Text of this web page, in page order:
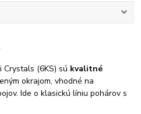
(6KS) sú kvalitné
okrajom, vhodné na
Ide o klasickú líniu pohárov s